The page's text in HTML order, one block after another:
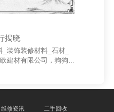
揭晓
装饰装修材料_石材_
建材有限公司，狗狗以
强的狗排行。 1. **金毛
之一。 2. **拉布拉多
维修资讯 二手回收